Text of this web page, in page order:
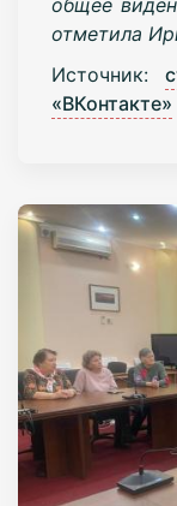
отметила
Источник:
«ВКонтакте»